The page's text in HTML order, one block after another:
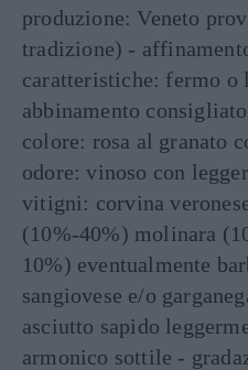
produzione: Veneto
tradizione) -
caratteristiche: fermo o
abbinamento
colore: rosa al granato
odore: vinoso con
vitigni: corvina
(10%-40%) molinara
10%) eventualmente
sangiovese e/o
asciutto sapido
armonico sottile -